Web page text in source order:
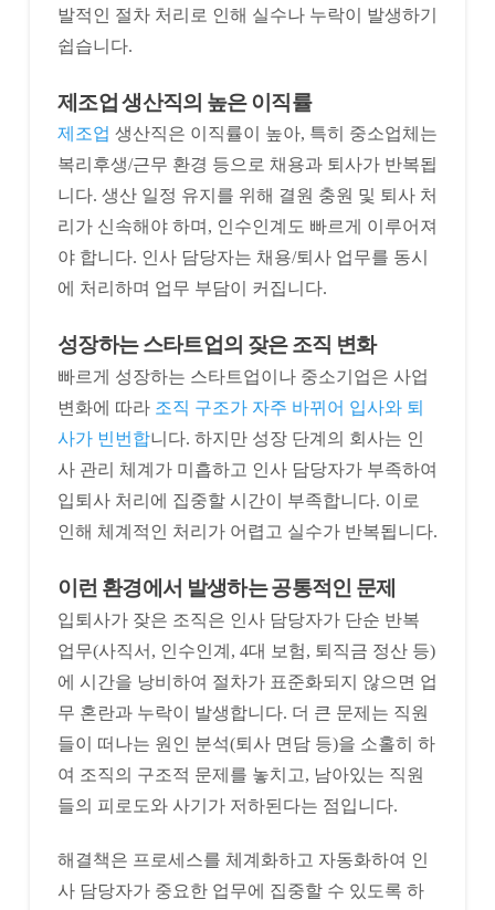
발적인 절차 처리로 인해 실수나 누락이 발생하기
쉽습니다.
제조업 생산직의 높은 이직률
제조업 생산직은 이직률이 높아, 특히 중소업체는
복리후생/근무 환경 등으로 채용과 퇴사가 반복됩
니다. 생산 일정 유지를 위해 결원 충원 및 퇴사 처
리가 신속해야 하며, 인수인계도 빠르게 이루어져
야 합니다. 인사 담당자는 채용/퇴사 업무를 동시
에 처리하며 업무 부담이 커집니다.
성장하는 스타트업의 잦은 조직 변화
빠르게 성장하는 스타트업이나 중소기업은 사업
변화에 따라 조직 구조가 자주 바뀌어 입사와 퇴
사가 빈번합니다. 하지만 성장 단계의 회사는 인
사 관리 체계가 미흡하고 인사 담당자가 부족하여
입퇴사 처리에 집중할 시간이 부족합니다. 이로
인해 체계적인 처리가 어렵고 실수가 반복됩니다.
이런 환경에서 발생하는 공통적인 문제
입퇴사가 잦은 조직은 인사 담당자가 단순 반복
업무(사직서, 인수인계, 4대 보험, 퇴직금 정산 등)
에 시간을 낭비하여 절차가 표준화되지 않으면 업
무 혼란과 누락이 발생합니다. 더 큰 문제는 직원
들이 떠나는 원인 분석(퇴사 면담 등)을 소홀히 하
여 조직의 구조적 문제를 놓치고, 남아있는 직원
들의 피로도와 사기가 저하된다는 점입니다.
해결책은 프로세스를 체계화하고 자동화하여 인
사 담당자가 중요한 업무에 집중할 수 있도록 하